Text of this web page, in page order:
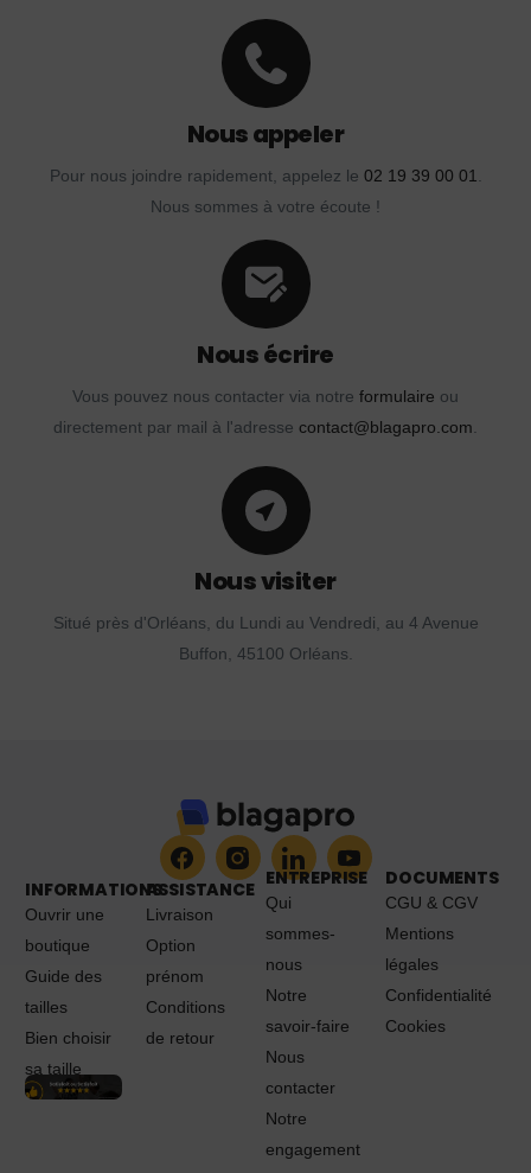
Nous appeler
Pour nous joindre rapidement, appelez le 02 19 39 00 01.
Nous sommes à votre écoute !
Nous écrire
Vous pouvez nous contacter via notre formulaire ou
directement par mail à l'adresse contact@blagapro.com.
Nous visiter
Situé près d'Orléans, du Lundi au Vendredi, au 4 Avenue
Buffon, 45100 Orléans.
INFORMATIONS
Ouvrir une
boutique
Guide des
tailles
Bien choisir
sa taille
ASSISTANCE
Livraison
Option
prénom
Conditions
de retour
ENTREPRISE
Qui
sommes-
nous
Notre
savoir-faire
Nous
contacter
Notre
engagement
DOCUMENTS
CGU & CGV
Mentions
légales
Confidentialité
Cookies